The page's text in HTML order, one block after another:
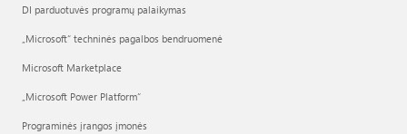
DI parduotuvės programų palaikymas
„Microsoft“ techninės pagalbos bendruomenė
Microsoft Marketplace
„Microsoft Power Platform“
Programinės įrangos įmonės